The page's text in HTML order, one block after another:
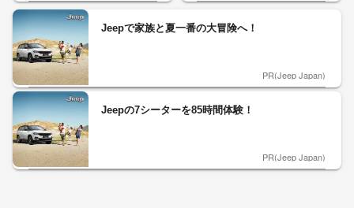
Jeepで家族と夏一番の大冒険へ！
PR(Jeep Japan)
Jeepの7シーターを85時間体験！
PR(Jeep Japan)